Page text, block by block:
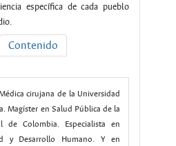
específica de cada pueblo
Contenido
cirujana de la Universidad
Magíster en Salud Pública de la
de Colombia. Especialista en
y Desarrollo Humano. Y en